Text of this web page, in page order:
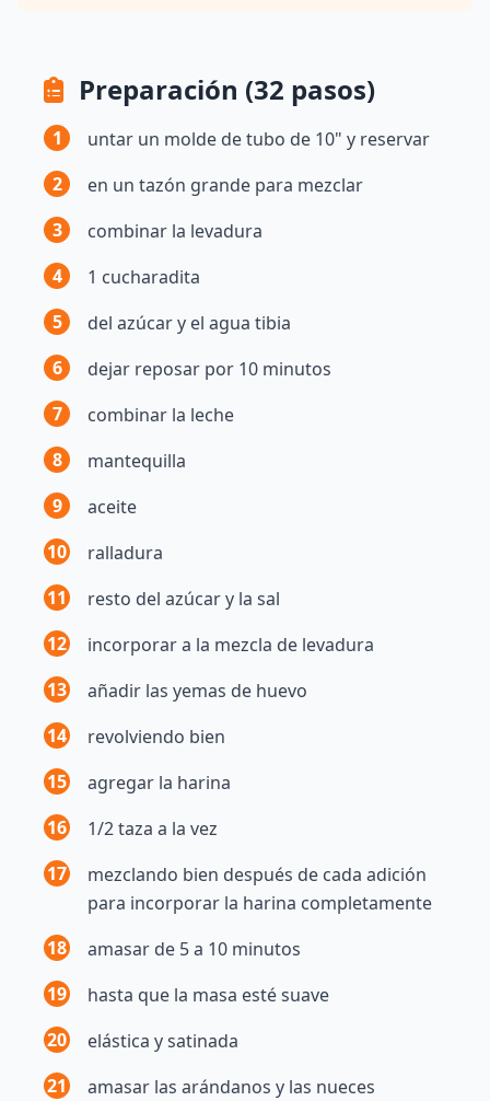
Preparación (32 pasos)
1
untar un molde de tubo de 10" y reservar
2
en un tazón grande para mezclar
3
combinar la levadura
4
1 cucharadita
5
del azúcar y el agua tibia
6
dejar reposar por 10 minutos
7
combinar la leche
8
mantequilla
9
aceite
10
ralladura
11
resto del azúcar y la sal
12
incorporar a la mezcla de levadura
13
añadir las yemas de huevo
14
revolviendo bien
15
agregar la harina
16
1/2 taza a la vez
17
mezclando bien después de cada adición
para incorporar la harina completamente
18
amasar de 5 a 10 minutos
19
hasta que la masa esté suave
20
elástica y satinada
21
amasar las arándanos y las nueces